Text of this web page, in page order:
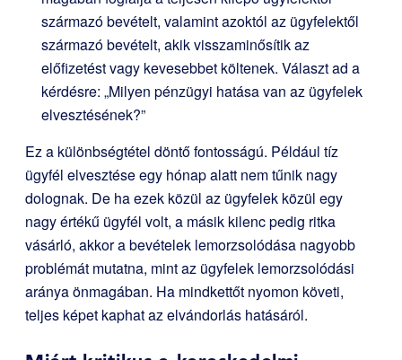
származó bevételt, valamint azoktól az ügyfelektől
származó bevételt, akik visszaminősítik az
előfizetést vagy kevesebbet költenek. Választ ad a
kérdésre: „Milyen pénzügyi hatása van az ügyfelek
elvesztésének?”
Ez a különbségtétel döntő fontosságú. Például tíz
ügyfél elvesztése egy hónap alatt nem tűnik nagy
dolognak. De ha ezek közül az ügyfelek közül egy
nagy értékű ügyfél volt, a másik kilenc pedig ritka
vásárló, akkor a bevételek lemorzsolódása nagyobb
problémát mutatna, mint az ügyfelek lemorzsolódási
aránya önmagában. Ha mindkettőt nyomon követi,
teljes képet kaphat az elvándorlás hatásáról.